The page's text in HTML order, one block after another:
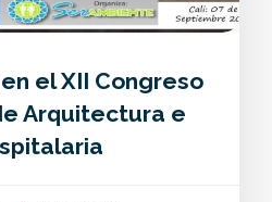
el XII Congreso
Arquitectura e